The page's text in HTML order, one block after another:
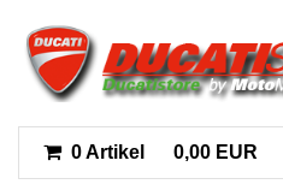
0 Artikel 0,00 EUR